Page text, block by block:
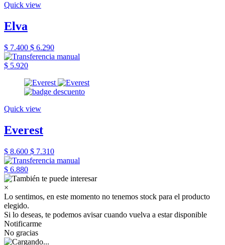
Quick view
Elva
$ 7.400 $ 6.290
$ 5.920
Quick view
Everest
$ 8.600 $ 7.310
$ 6.880
×
Lo sentimos, en este momento no tenemos stock para el producto
elegido.
Si lo deseas, te podemos avisar cuando vuelva a estar disponible
Notificarme
No gracias